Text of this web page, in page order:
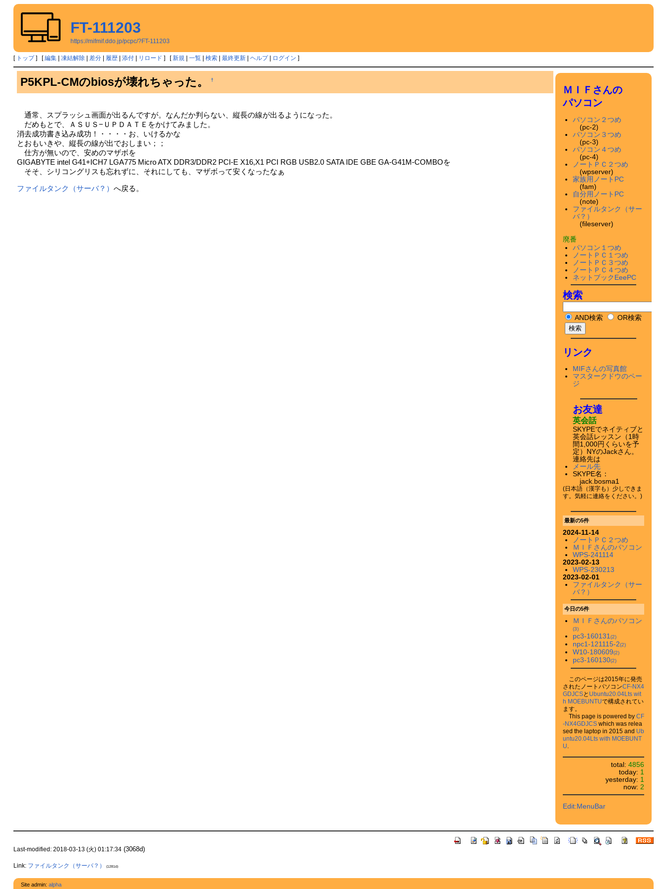
FT-111203
https://mifmif.ddo.jp/pcpc/?FT-111203
[ トップ] [編集| 凍結解除| 差分| 履歴| 添付| リロード ] [新規| 一覧| 検索| 最終更新| ヘルプ| ログイン ]
P5KPL-CMのbiosが壊れちゃった。 †
通常、スプラッシュ画面が出るんですが。なんだか判らない、縦長の線が出るようになった。
だめもとで、ＡＳＵＳ−ＵＰＤＡＴＥをかけてみました。
消去成功書き込み成功！・・・・お、いけるかな
とおもいきや、縦長の線が出でおしまい；；
仕方が無いので、安めのマザボを
GIGABYTE intel G41+ICH7 LGA775 Micro ATX DDR3/DDR2 PCI-E X16,X1 PCI RGB USB2.0 SATA IDE GBE GA-G41M-COMBOを
そそ、シリコングリスも忘れずに、それにしても、マザボって安くなったなぁ
ファイルタンク（サーバ？）へ戻る。
ＭＩＦさんの
パソコン
パソコン２つめ
(pc-2)
パソコン３つめ
(pc-3)
パソコン４つめ
(pc-4)
ノートＰＣ２つめ
(wpserver)
家族用ノートPC
(fam)
自分用ノートPC
(note)
ファイルタンク（サー
バ？）
(fileserver)
廃番
パソコン１つめ
ノートＰＣ１つめ
ノートＰＣ３つめ
ノートＰＣ４つめ
ネットブックEeePC
検索
AND検索 OR検索
リンク
MIFさんの写真館
マスタークドウのペー
ジ
お友達
英会話
SKYPEでネイティブと
英会話レッスン（1時
間1,000円くらいを予
定）NYのJackさん。
連絡先は
メール先
SKYPE名：
jack.bosma1
(日本語（漢字も）少しできま
す。気軽に連絡をください。)
最新の5件
2024-11-14
ノートＰＣ２つめ
ＭＩＦさんのパソコン
WPS-241114
2023-02-13
WPS-230213
2023-02-01
ファイルタンク（サー
バ？）
今日の5件
ＭＩＦさんのパソコン
(3)
pc3-160131(2)
npc1-121115-2(2)
W10-180609(2)
pc3-160130(2)
このページは2015年に発売
されたノートパソコンCF-NX4
GDJCSと Ubuntu20.04Lts wit
h MOEBUNTUで構成されてい
ます。
This page is powered by CF
-NX4GDJCSwhich was relea
sed the laptop in 2015 and Ub
untu20.04Lts with MOEBUNT
U
total:4856
today: 1
yesterday: 1
now:2
Edit:MenuBar
Last-modified: 2018-03-13 (火) 01:17:34(3068d)
Link: ファイルタンク（サーバ？） (1281d)
Site admin: alpha